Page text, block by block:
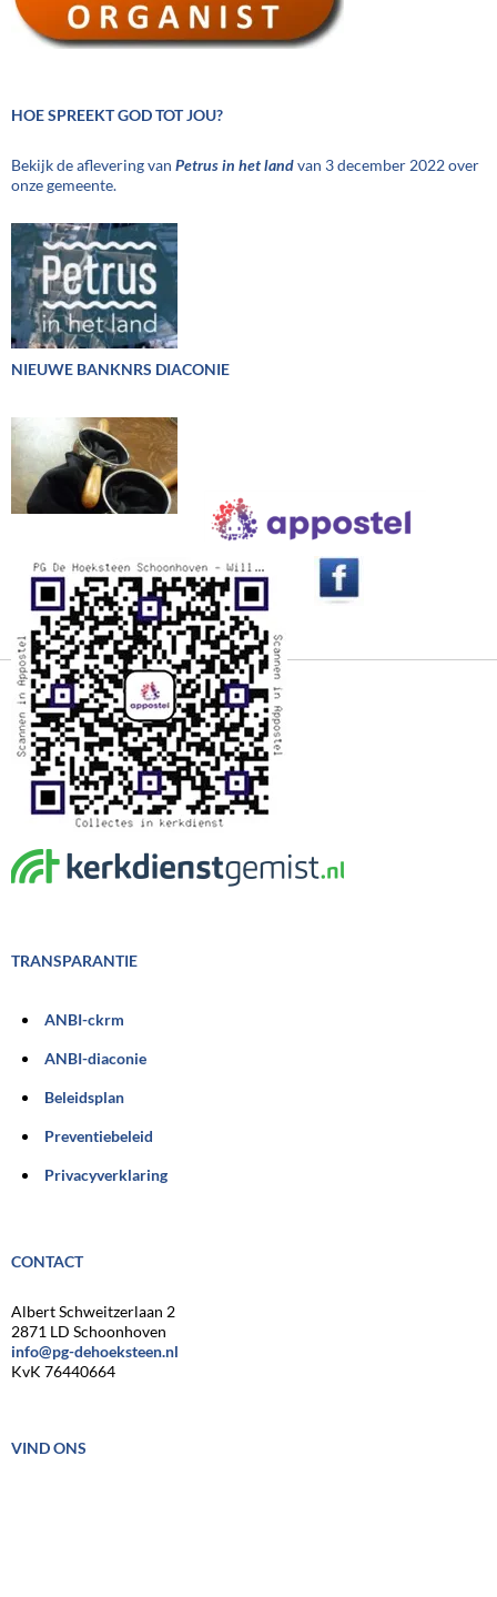
HOE SPREEKT GOD TOT JOU?
Bekijk de aflevering van Petrus in het landvan 3 december 2022 over
onze gemeente.
NIEUWE BANKNRS DIACONIE
TRANSPARANTIE
ANBI-ckrm
ANBI-diaconie
Beleidsplan
Preventiebeleid
Privacyverklaring
CONTACT
Albert Schweitzerlaan 2
2871 LD Schoonhoven
info@pg-dehoeksteen.nl
KvK 76440664
VIND ONS